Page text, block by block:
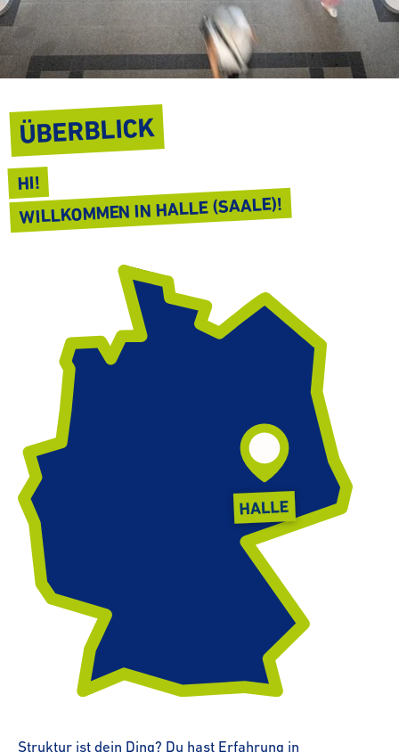
ÜBERBLICK
HI!
WILL­KOMMEN IN HALLE (SAALE)!
Struktur ist dein Ding? Du hast Erfahrung in